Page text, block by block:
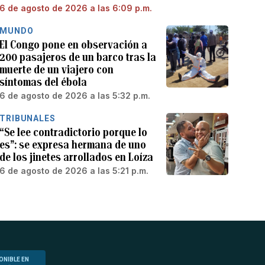
6 de agosto de 2026 a las 6:09 p.m.
MUNDO
El Congo pone en observación a
200 pasajeros de un barco tras la
muerte de un viajero con
síntomas del ébola
6 de agosto de 2026 a las 5:32 p.m.
TRIBUNALES
“Se lee contradictorio porque lo
es”: se expresa hermana de uno
de los jinetes arrollados en Loíza
6 de agosto de 2026 a las 5:21 p.m.
EN